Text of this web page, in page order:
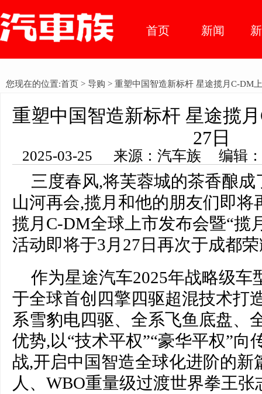
首页 新闻
态
您现在的位置:首页 > 导购 > 重塑中国智造新标杆 星途揽月C-DM
重塑中国智造新标杆 星途揽
27日
2025-03-25 来源：汽车族 编辑
三度春风,将芙蓉城的茶香酿
山河再会,揽月和他的朋友们即将
揽月C-DM全球上市发布会暨“揽
活动即将于3月27日再次于成都
作为星途汽车2025年战略级
于全球首创四擎四驱超混技术打
系雪豹电四驱、全系飞鱼底盘、
优势,以“技术平权”“豪华平权”向
战,开启中国智造全球化进阶的新
人、WBO重量级过渡世界拳王